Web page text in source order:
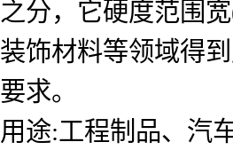
之分，它硬度范围
装饰材料等领域得
要求。
用途:工程制品、汽